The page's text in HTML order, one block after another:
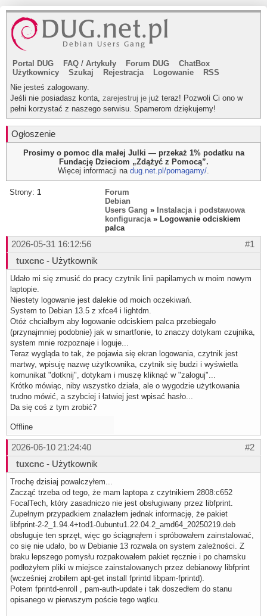
Portal DUG FAQ / Artykuły Forum DUG
ChatBox
Użytkownicy
Szukaj Rejestracja Logowanie
RSS
Nie jesteś zalogowany.
Jeśli nie posiadasz konta, zarejestruj je już teraz! Pozwoli Ci ono w
pełni korzystać z naszego serwisu. Spamerom dziękujemy!
Ogłoszenie
Prosimy o pomoc dla małej Julki — przekaż 1% podatku na
Fundację Dzieciom „Zdążyć z Pomocą”.
Więcej informacji na dug.net.pl/pomagamy/.
Strony: 1
Forum
Debian
Users Gang » Instalacja i podstawowa
konfiguracja» Logowanie odciskiem
palca
#1
2026-05-31 16:12:56
tuxcnc - Użytkownik
Udało mi się zmusić do pracy czytnik linii papilarnych w moim nowym
laptopie.
Niestety logowanie jest dalekie od moich oczekiwań.
System to Debian 13.5 z xfce4 i lightdm.
Otóż chciałbym aby logowanie odciskiem palca przebiegało
(przynajmniej podobnie) jak w smartfonie, to znaczy dotykam czujnika,
system mnie rozpoznaje i loguje...
Teraz wygląda to tak, że pojawia się ekran logowania, czytnik jest
martwy, wpisuję nazwę użytkownika, czytnik się budzi i wyświetla
komunikat "dotknij", dotykam i muszę kliknąć w "zaloguj"...
Krótko mówiąc, niby wszystko działa, ale o wygodzie użytkowania
trudno mówić, a szybciej i łatwiej jest wpisać hasło...
Da się coś z tym zrobić?
Offline
#2
2026-06-10 21:24:40
tuxcnc - Użytkownik
Trochę dzisiaj powalczyłem...
Zacząć trzeba od tego, że mam laptopa z czytnikiem 2808:c652
FocalTech, który zasadniczo nie jest obsługiwany przez libfprint.
Zupełnym przypadkiem znalazłem jednak informację, że pakiet
libfprint-2-2_1.94.4+tod1-0ubuntu1.22.04.2_amd64_20250219.deb
obsługuje ten sprzęt, więc go ściągnąłem i spróbowałem zainstalować,
co się nie udało, bo w Debianie 13 rozwala on system zależności. Z
braku lepszego pomysłu rozpakowałem pakiet ręcznie i po chamsku
podłożyłem pliki w miejsce zainstalowanych przez debianowy libfprint
(wcześniej zrobiłem apt-get install fprintd libpam-fprintd).
Potem fprintd-enroll , pam-auth-update i tak doszedłem do stanu
opisanego w pierwszym poście tego wątku.